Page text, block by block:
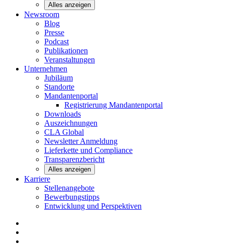
Alles anzeigen
Newsroom
Blog
Presse
Podcast
Publikationen
Veranstaltungen
Unternehmen
Jubiläum
Standorte
Mandantenportal
Registrierung Mandantenportal
Downloads
Auszeichnungen
CLAGlobal
NewsletterAnmeldung
Lieferkette und Compliance
Transparenzbericht
Alles anzeigen
Karriere
Stellenangebote
Bewerbungstipps
Entwicklung und Perspektiven